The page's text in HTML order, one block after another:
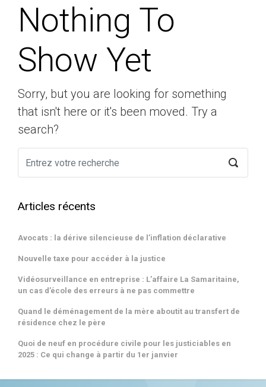
Nothing To
Show Yet
Sorry, but you are looking for something
that isn't here or it's been moved. Try a
search?
Articles récents
Avocats : la dérive silencieuse de l’inflation déclarative
Nouvelle taxe pour accéder à la justice
Vidéosurveillance en entreprise : L’affaire La Samaritaine,
un cas d’école des erreurs à ne pas commettre
Quand le déménagement de la mère aboutit au transfert de
résidence chez le père
Quoi de neuf en procédure civile pour les justiciables en
2025 : Ce qui change à partir du 1er janvier